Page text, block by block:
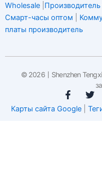
Wholesale
Смарт-часы оптом
платы производитель
© 2026丨Shenzhen
F
c
T
i
Карты сайта Google |